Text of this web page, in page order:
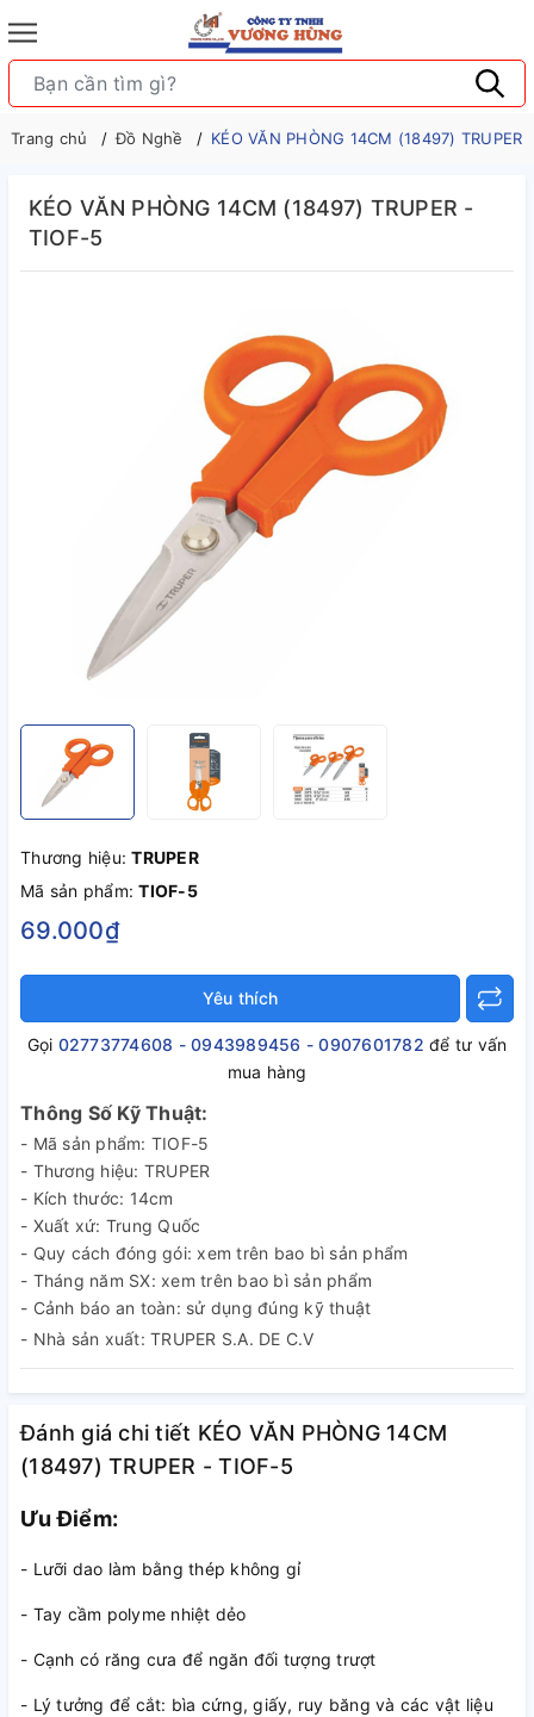
Trang chủ Đồ Nghề KÉO VĂN PHÒNG 14CM (18497) TRUPER
KÉO VĂN PHÒNG 14CM (18497) TRUPER -
TIOF-5
Thương hiệu:TRUPER
Mã sản phẩm:TIOF-5
69.000₫
Yêu thích
Gọi 02773774608 - 0943989456 - 0907601782 để tư vấn
mua hàng
Thông Số Kỹ Thuật:
- Mã sản phẩm: TIOF-5
- Thương hiệu: TRUPER
- Kích thước: 14cm
- Xuất xứ: Trung Quốc
- Quy cách đóng gói: xem trên bao bì sản phẩm
- Tháng năm SX: xem trên bao bì sản phẩm
- Cảnh báo an toàn: sử dụng đúng kỹ thuật
- Nhà sản xuất: TRUPER S.A. DE C.V
Đánh giá chi tiết KÉO VĂN PHÒNG 14CM
(18497) TRUPER - TIOF-5
Ưu Điểm:
- Lưỡi dao làm bằng thép không gỉ
- Tay cầm polyme nhiệt dẻo
- Cạnh có răng cưa để ngăn đối tượng trượt
- Lý tưởng để cắt: bìa cứng, giấy, ruy băng và các vật liệu